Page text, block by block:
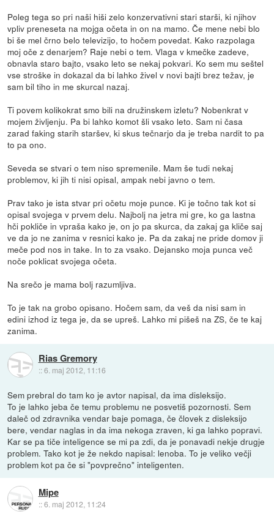
Poleg tega so pri naši hiši zelo konzervativni stari starši, ki njihov
vpliv preneseta na mojga očeta in on na mamo. Če mene nebi blo
bi še mel črno belo televizijo, to hočem povedat. Kako razpolaga
moj oče z denarjem? Raje nebi o tem. Vlaga v kmečke zadeve,
obnavla staro bajto, vsako leto se nekaj pokvari. Ko sem mu seštel
vse stroške in dokazal da bi lahko živel v novi bajti brez težav, je
sam bil tiho in me skurcal nazaj.
Ti povem kolikokrat smo bili na družinskem izletu? Nobenkrat v
mojem življenju. Pa bi lahko komot šli vsako leto. Sam ni časa
zarad faking starih staršev, ki skus tečnarjo da je treba nardit to pa
to pa ono.
Seveda se stvari o tem niso spremenile. Mam še tudi nekaj
problemov, ki jih ti nisi opisal, ampak nebi javno o tem.
Prav tako je ista stvar pri očetu moje punce. Ki je točno tak kot si
opisal svojega v prvem delu. Najbolj na jetra mi gre, ko ga lastna
hči pokliče in vpraša kako je, on jo pa skurca, da zakaj ga kliče saj
ve da jo ne zanima v resnici kako je. Pa da zakaj ne pride domov ji
meče pod nos in take. In to za vsako. Dejansko moja punca več
noče poklicat svojega očeta.
Na srečo je mama bolj razumljiva.
To je tak na grobo opisano. Hočem sam, da veš da nisi sam in
edini izhod iz tega je, da se upreš. Lahko mi pišeš na ZS, če te kaj
zanima.
Rias Gremory
::6. maj 2012, 11:16
Sem prebral do tam ko je avtor napisal, da ima disleksijo.
To je lahko jeba če temu problemu ne posvetiš pozornosti. Sem
daleč od zdravnika vendar baje pomaga, če človek z disleksijo
bere, vendar naglas in da ima nekoga zraven, ki ga lahko popravi.
Kar se pa tiče inteligence se mi pa zdi, da je ponavadi nekje drugje
problem. Tako kot je že nekdo napisal: lenoba. To je veliko večji
problem kot pa če si "povprečno" inteligenten.
Mipe
::6. maj 2012, 11:24